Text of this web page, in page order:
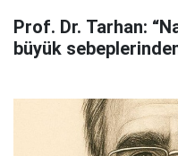
Prof. Dr. Tarhan:
büyük